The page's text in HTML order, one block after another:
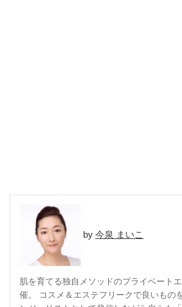
今泉 まいこ
肌を育てる独自メソッドのプライベート
催。 コスメ＆エステフリークで良いもの